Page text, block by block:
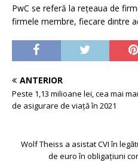
PwC se referă la rețeaua de
firmele membre, fiecare dintre
ANTERIOR
Peste 1,13 milioane lei, cea mai
de asigurare de viață în 2021
Wolf Theiss a asistat CVI în
de euro în obligațiuni